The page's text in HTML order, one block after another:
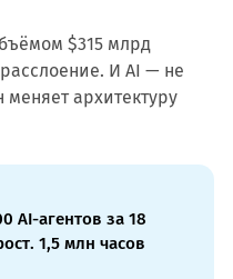
$315 млрд
И AI — не
архитектуру
AI-агентов за 18
1,5 млн часов